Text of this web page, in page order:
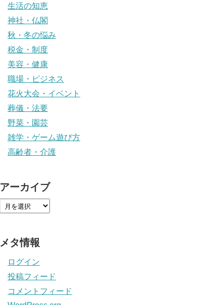
生活の知恵
神社・仏閣
秋・冬の悩み
税金・制度
美容・健康
職場・ビジネス
花火大会・イベント
葬儀・法要
野菜・園芸
雑学・ゲーム遊び方
高齢者・介護
アーカイブ
メタ情報
ログイン
投稿フィード
コメントフィード